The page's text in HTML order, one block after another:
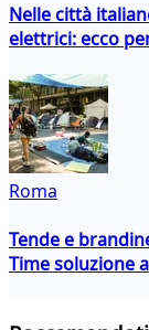
Nelle città
elettrici: ecco
Roma
Tende e
Time soluzione